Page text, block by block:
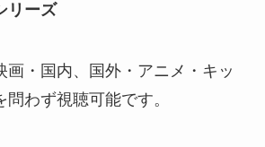
リーズ
画・国内、国外・アニメ・キッ
わず視聴可能です。